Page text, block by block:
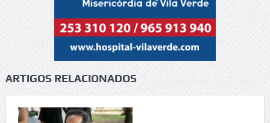
ARTIGOS RELACIONADOS